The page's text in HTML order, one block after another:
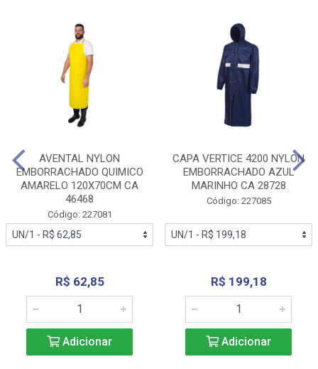
AVENTAL NYLON
EMBORRACHADO QUIMICO
AMARELO 120X70CM CA
46468
Código: 227081
R$ 62,85
Adicionar
CAPA VERTICE 4200 NYLON
EMBORRACHADO AZUL
MARINHO CA 28728
Código: 227085
R$ 199,18
Adicionar